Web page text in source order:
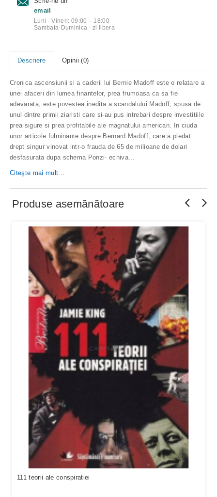
email
Luni - Vineri: 09:00 – 18:00
Sambata-Duminica - zi libera
Descriere Opinii (0)
Cronica ascensiunii si a caderii lui Bernie Madoff este o relatare a
unei afaceri din lumea finantelor, prea frumoasa ca sa fie
adevarata, este povestea inedita a scandalului Madoff, spusa de
unul dintre primii ziaristi care si-au pus intrebari despre investitiile
prea sigure si prea profitabile ale magnatului american. In ciuda
unor articole fulminante despre Bernard Madoff, care a pledat
drept singur vinovat intr-o frauda de 65 de milioane de dolari
desfasurata dupa schema Ponzi- echiva...
Citeşte mai mult...
Produse asemănătoare
111 teorii ale conspiratiei